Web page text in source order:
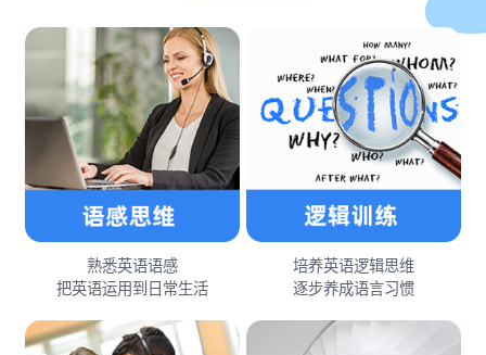
熟悉英语语感
把英语运用到日常生活
培养英语逻辑思维
逐步养成语言习惯